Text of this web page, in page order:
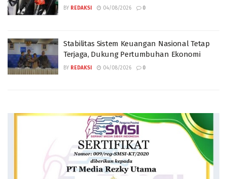
BY REDAKSI 04/08/2026 0
Stabilitas Sistem Keuangan Nasional Tetap
Terjaga, Dukung Pertumbuhan Ekonomi
BY REDAKSI 04/08/2026 0